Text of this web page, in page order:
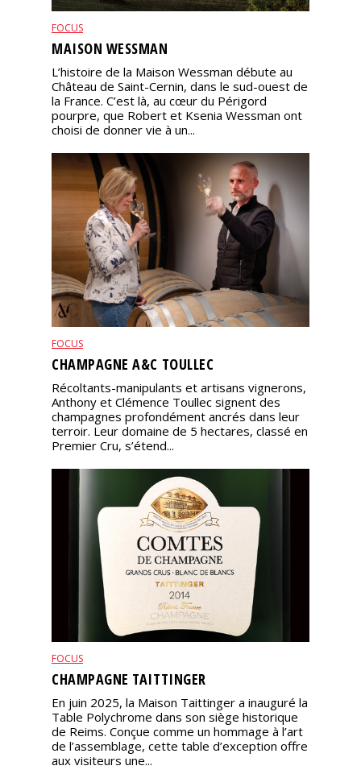
FOCUS
MAISON WESSMAN
L’histoire de la Maison Wessman débute au
Château de Saint-Cernin, dans le sud-ouest de
la France. C’est là, au cœur du Périgord
pourpre, que Robert et Ksenia Wessman ont
choisi de donner vie à un...
FOCUS
CHAMPAGNE A&C TOULLEC
Récoltants-manipulants et artisans vignerons,
Anthony et Clémence Toullec signent des
champagnes profondément ancrés dans leur
terroir. Leur domaine de 5 hectares, classé en
Premier Cru, s’étend...
FOCUS
CHAMPAGNE TAITTINGER
En juin 2025, la Maison Taittinger a inauguré la
Table Polychrome dans son siège historique
de Reims. Conçue comme un hommage à l’art
de l’assemblage, cette table d’exception offre
aux visiteurs une...